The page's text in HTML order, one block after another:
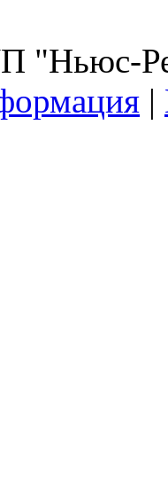
"Ньюс-
|